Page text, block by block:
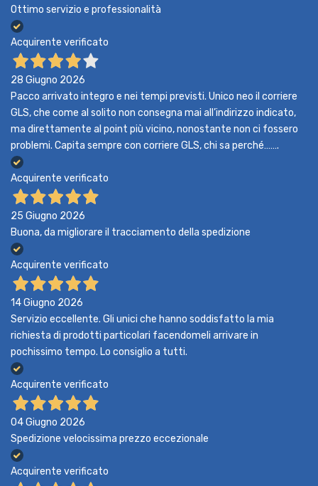
Ottimo servizio e professionalità
Acquirente verificato
28 Giugno 2026
Pacco arrivato integro e nei tempi previsti. Unico neo il corriere
GLS, che come al solito non consegna mai all’indirizzo indicato,
ma direttamente al point più vicino, nonostante non ci fossero
problemi. Capita sempre con corriere GLS, chi sa perché…….
Acquirente verificato
25 Giugno 2026
Buona, da migliorare il tracciamento della spedizione
Acquirente verificato
14 Giugno 2026
Servizio eccellente. Gli unici che hanno soddisfatto la mia
richiesta di prodotti particolari facendomeli arrivare in
pochissimo tempo. Lo consiglio a tutti.
Acquirente verificato
04 Giugno 2026
Spedizione velocissima prezzo eccezionale
Acquirente verificato